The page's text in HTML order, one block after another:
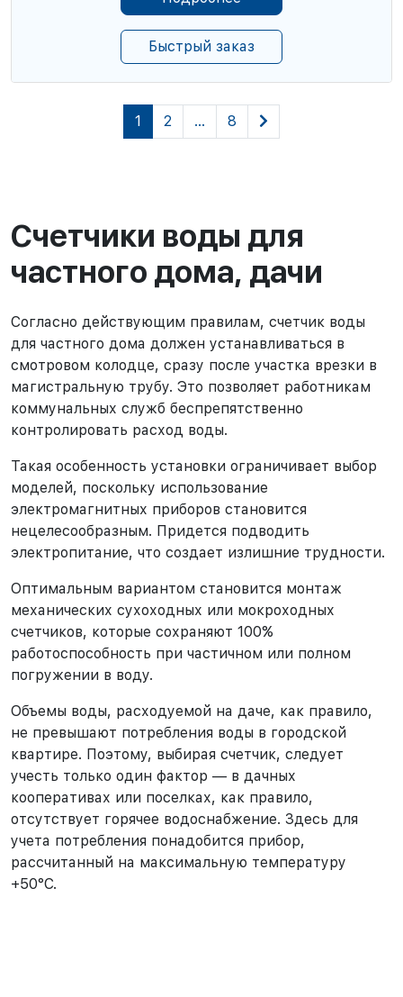
Быстрый заказ
1 2 … 8
Счетчики воды для
частного дома, дачи
Согласно действующим правилам, счетчик воды
для частного дома должен устанавливаться в
смотровом колодце, сразу после участка врезки в
магистральную трубу. Это позволяет работникам
коммунальных служб беспрепятственно
контролировать расход воды.
Такая особенность установки ограничивает выбор
моделей, поскольку использование
электромагнитных приборов становится
нецелесообразным. Придется подводить
электропитание, что создает излишние трудности.
Оптимальным вариантом становится монтаж
механических сухоходных или мокроходных
счетчиков, которые сохраняют 100%
работоспособность при частичном или полном
погружении в воду.
Объемы воды, расходуемой на даче, как правило,
не превышают потребления воды в городской
квартире. Поэтому, выбирая счетчик, следует
учесть только один фактор — в дачных
кооперативах или поселках, как правило,
отсутствует горячее водоснабжение. Здесь для
учета потребления понадобится прибор,
рассчитанный на максимальную температуру
+50°С.